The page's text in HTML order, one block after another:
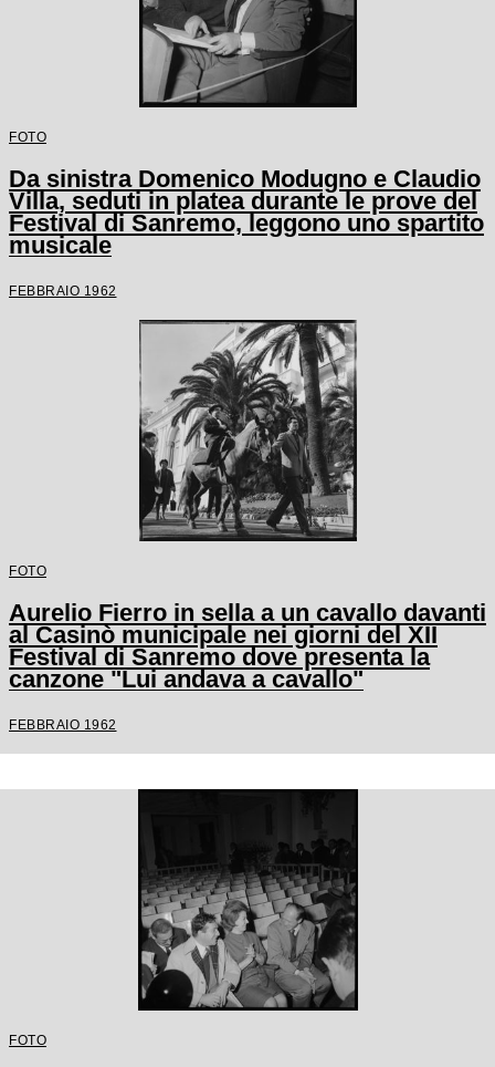
FOTO
Da sinistra Domenico Modugno e Claudio
Villa, seduti in platea durante le prove del
Festival di Sanremo, leggono uno spartito
musicale
FEBBRAIO 1962
FOTO
Aurelio Fierro in sella a un cavallo davanti
al Casinò municipale nei giorni del XII
Festival di Sanremo dove presenta la
canzone "Lui andava a cavallo"
FEBBRAIO 1962
FOTO